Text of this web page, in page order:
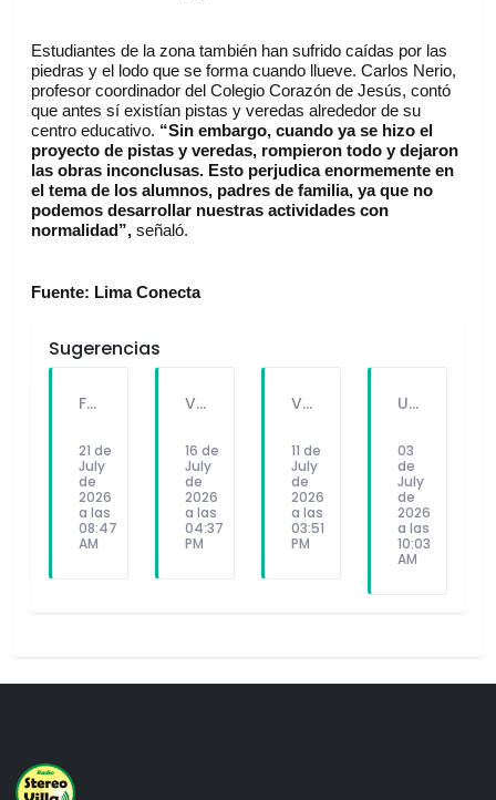
Estudiantes de la zona también han sufrido caídas por las
piedras y el lodo que se forma cuando llueve. Carlos Nerio,
profesor coordinador del Colegio Corazón de Jesús, contó
que antes sí existían pistas y veredas alrededor de su
centro educativo. “Sin embargo, cuando ya se hizo el
proyecto de pistas y veredas, rompieron todo y dejaron
las obras inconclusas. Esto perjudica enormemente en
el tema de los alumnos, padres de familia, ya que no
podemos desarrollar nuestras actividades con
normalidad”, señaló.
Fuente: Lima Conecta
Sugerencias
FALLECE FORTUNATO CHUQUITAYPE ANDRADE, “EL CHOLO”, REFERENTE DE LA SOLIDARIDAD Y LA CULTURA EN VILLA EL SALVADOR
21 de
July
de
2026
a las
08:47
AM
VILLA EL SALVADOR RECIBE A ANA CORREA PARA PRESENTAR LIBRO SOBRE MEMORIA, TEATRO Y RESISTENCIA DURANTE EL CONFLICTO ARMADO INTERNO.
16 de
July
de
2026
a las
04:37
PM
VILLA EL SALVADOR: EL ALCALDE GUIDO IÑIGO PERALTA PRIORIZÓ CONCIERTO DE SOMOS PERÚ Y NO ASISTIÓ AL DESFILE ESCOLAR CÍVICO CULTURAL 2026
11 de
July
de
2026
a las
03:51
PM
UNIVERSIDAD SEÑOR DE SIPÁN PRESENTÓ ROBOT HUMANOIDE DE ÚLTIMA GENERACIÓN PARA FORTALECER LA INVESTIGACIÓN Y LA FORMACIÓN ACADÉMICA
03
de
July
de
2026
a las
10:03
AM